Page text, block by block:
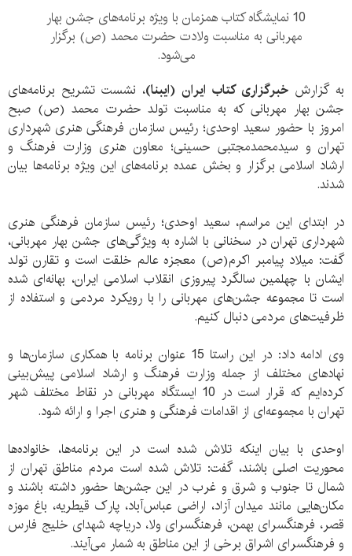
10 نمایشگاه کتاب همزمان با ویژه‌ برنامه‌های جشن بهار
مهربانی به مناسبت ولادت حضرت محمد (ص) برگزار
می‌شود.
به گزارشخبرگزاری کتاب ایران (ایبنا)، نشست تشریح برنامه‌های
جشن بهار مهربانی که به مناسبت تولد حضرت محمد (ص) صبح
امروز با حضور سعید اوحدی؛ رئیس سازمان فرهنگی هنری شهرداری
تهران و سیدمحمدمجتبی حسینی؛ معاون هنری وزارت فرهنگ و
ارشاد اسلامی برگزار و بخش عمده برنامه‌های این ویژه برنامه‌ها بیان
شدند.
در ابتدای این مراسم، سعید اوحدی؛ رئیس سازمان فرهنگی هنری
شهرداری تهران در سخنانی با اشاره به ویژگی‌های جشن بهار مهربانی،
گفت: میلاد پیامبر اکرم(ص) معجزه عالم خلقت است و تقارن تولد
ایشان با چهلمین سالگرد پیروزی انقلاب اسلامی ایران، بهانه‌ای شده
است تا مجموعه جشن‌های مهربانی را با رویکرد مردمی و استفاده از
ظرفیت‌های مردمی دنبال کنیم.
وی ادامه داد: در این راستا 15 عنوان برنامه با همکاری سازمان‌ها و
نهادهای مختلف از جمله وزارت فرهنگ و ارشاد اسلامی پیش‌بینی
کرده‌ایم که قرار است در 10 ایستگاه مهربانی در نقاط مختلف شهر
تهران با مجموعه‌ای از اقدامات فرهنگی و هنری اجرا و ارائه شود.
اوحدی با بیان اینکه تلاش شده است در این برنامه‌ها، خانواده‌ها
محوریت اصلی باشند، گفت: تلاش شده است مردم مناطق تهران از
شمال تا جنوب و شرق و غرب در این جشن‌ها حضور داشته باشند و
مکان‌هایی مانند میدان آزاد، اراضی عباس‌آباد، پارک قیطریه، باغ موزه
قصر، فرهنگسرای بهمن، فرهنگسرای ولا، دریاچه شهدای خلیج فارس
و فرهنگسرای اشراق برخی از این مناطق به شمار می‌آیند.